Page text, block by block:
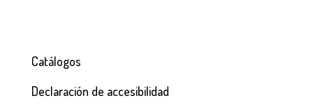
Catálogos
Declaración de accesibilidad